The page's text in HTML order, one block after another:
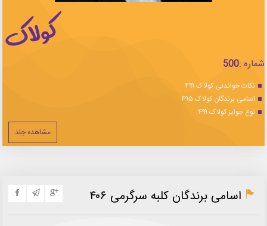
شماره :500
نکات خواندنی کولاک ۴۹۹
اسامی برندگان کولاک ۴۹۵
نوع جوایز کولاک ۴۹۹
مشاهده جلد
اسامی برندگان کلبه سرگرمی ۴۰۶